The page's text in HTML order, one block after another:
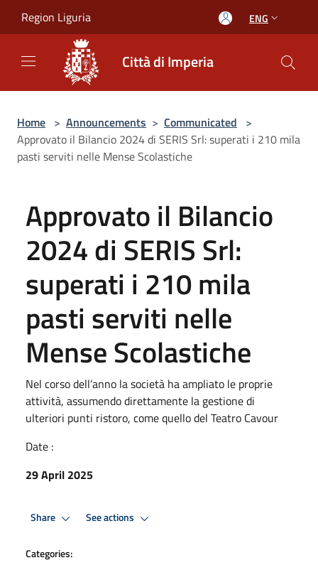
Region Liguria ENG
Città di Imperia
Home > Announcements > Communicated >
Approvato il Bilancio 2024 di SERIS Srl: superati i 210 mila
pasti serviti nelle Mense Scolastiche
Approvato il Bilancio
2024 di SERIS Srl:
superati i 210 mila
pasti serviti nelle
Mense Scolastiche
Nel corso dell’anno la società ha ampliato le proprie
attività, assumendo direttamente la gestione di
ulteriori punti ristoro, come quello del Teatro Cavour
Date :
29 April 2025
Share See actions
Categories: